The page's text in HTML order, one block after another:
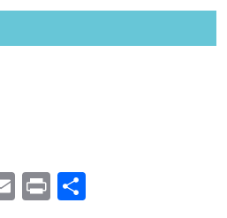
Email
Print